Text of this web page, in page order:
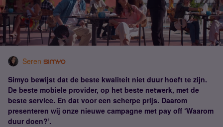
Seren
Simyo bewijst dat de beste kwaliteit niet duur hoeft te zijn.
De beste mobiele provider, op het beste netwerk, met de
beste service. En dat voor een scherpe prijs. Daarom
presenteren wij onze nieuwe campagne met pay off ‘Waarom
duur doen?’.